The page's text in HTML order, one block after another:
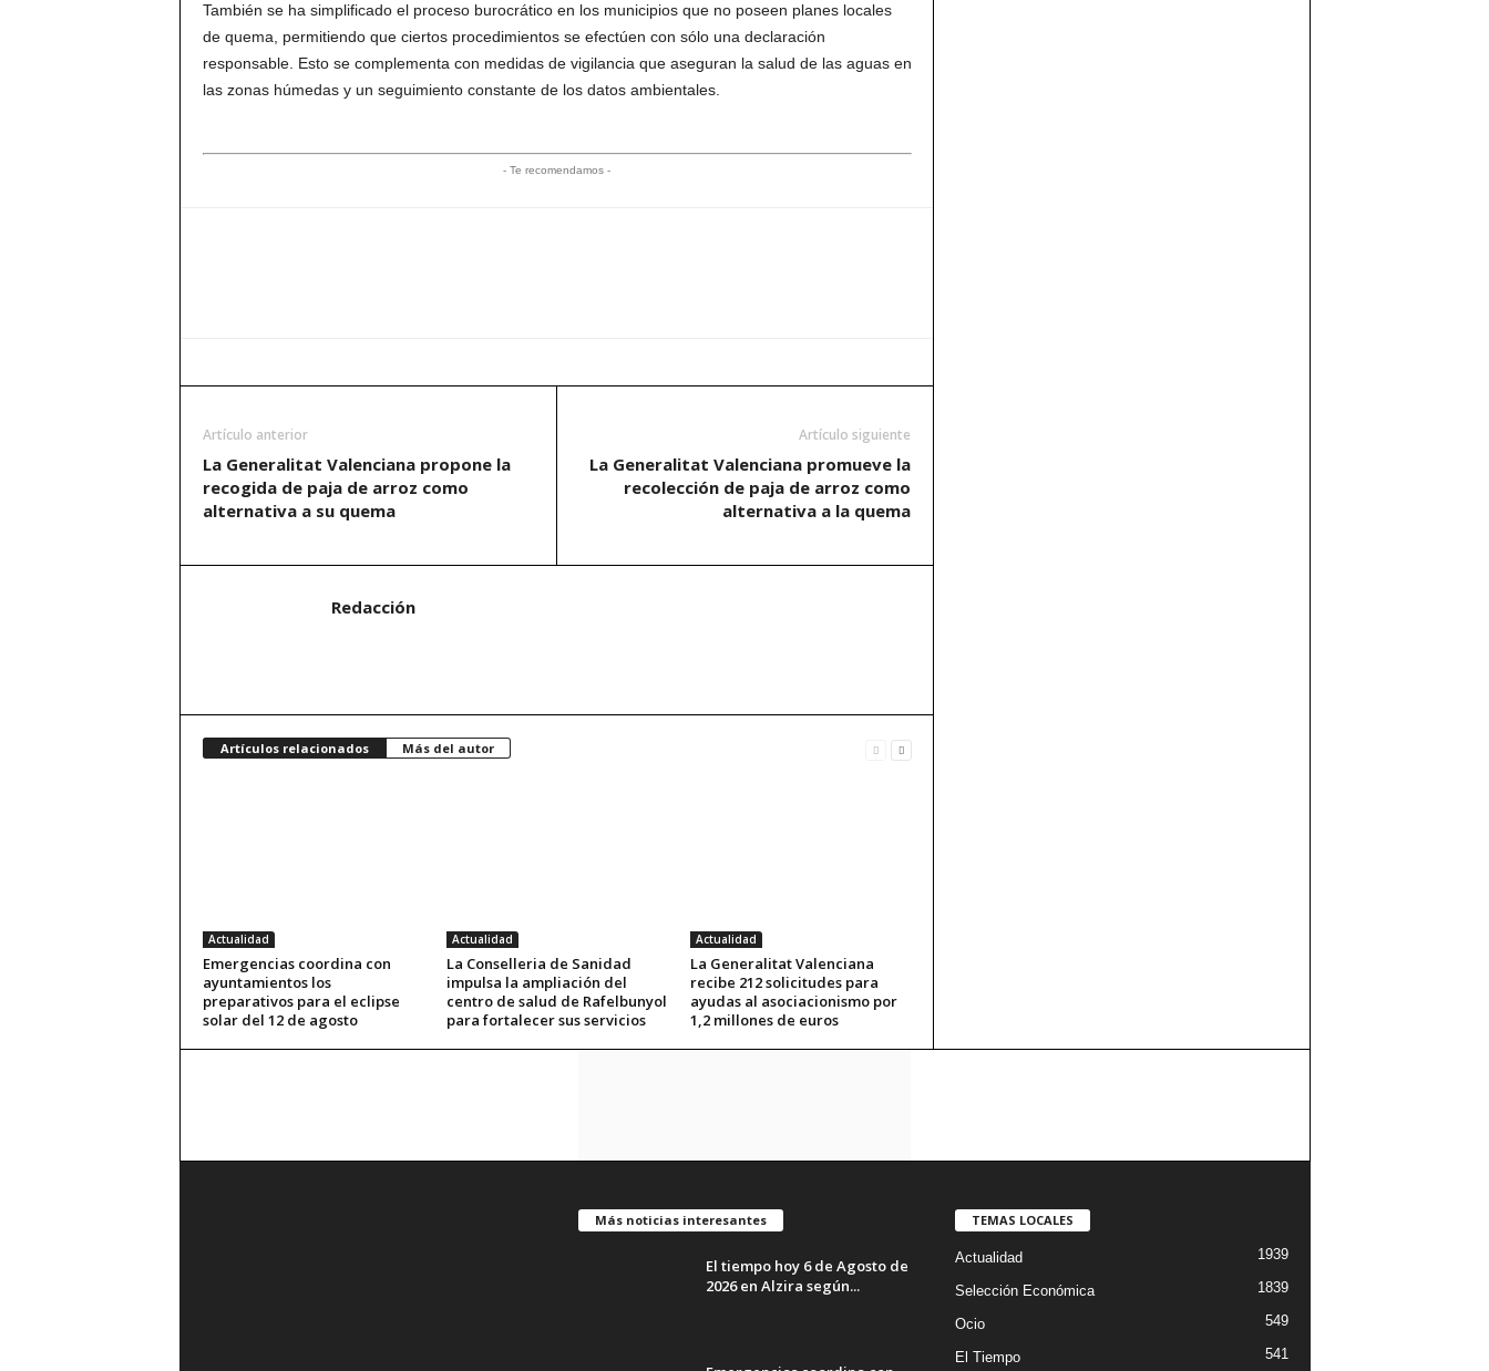
También se ha simplificado el proceso burocrático en los municipios que no poseen planes locales
de quema, permitiendo que ciertos procedimientos se efectúen con sólo una declaración
responsable. Esto se complementa con medidas de vigilancia que aseguran la salud de las aguas en
las zonas húmedas y un seguimiento constante de los datos ambientales.
- Te recomendamos -
Artículo anterior
La Generalitat Valenciana propone la
recogida de paja de arroz como
alternativa a su quema
Artículo siguiente
La Generalitat Valenciana promueve la
recolección de paja de arroz como
alternativa a la quema
Redacción
Artículos relacionados Más del autor
Actualidad
Emergencias coordina con
ayuntamientos los
preparativos para el eclipse
solar del 12 de agosto
Actualidad
La Conselleria de Sanidad
impulsa la ampliación del
centro de salud de Rafelbunyol
para fortalecer sus servicios
Actualidad
La Generalitat Valenciana
recibe 212 solicitudes para
ayudas al asociacionismo por
1,2 millones de euros
Más noticias interesantes
El tiempo hoy 6 de Agosto de
2026 en Alzira según...
TEMAS LOCALES
Actualidad 1939
Selección Económica 1839
Ocio 549
El Tiempo 541